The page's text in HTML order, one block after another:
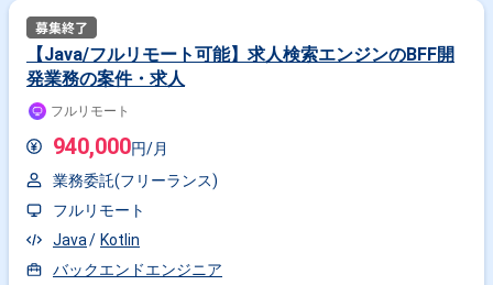
Elasticsearch ・フロントエンド: Nuxt.js, TypeScript, AWS Amplify
Console ・AI/ML/データ分析: Python, TensorFlow, Keras, GCP, Azure,
Athena etc ... 【場所】フルリモート 【求める人物像】 ・ユーザーの理解
に興味がある ・技術だけでなく、課題解決に喜びを感じられる方 ・主体
【Java/フルリモート可能】求人検索エンジンのBFF開
発業務の案件・求人
フルリモート
940,000円/月
業務委託(フリーランス)
フルリモート
Java
Kotlin
バックエンドエンジニア